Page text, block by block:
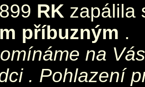
RK zapálila
příbuzným .
na
. Pohlazení